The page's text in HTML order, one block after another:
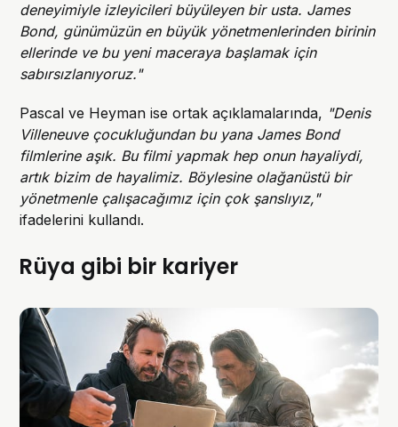
deneyimiyle izleyicileri büyüleyen bir usta. James
Bond, günümüzün en büyük yönetmenlerinden birinin
ellerinde ve bu yeni maceraya başlamak için
sabırsızlanıyoruz."
Pascal ve Heyman ise ortak açıklamalarında, "Denis
Villeneuve çocukluğundan bu yana James Bond
filmlerine aşık. Bu filmi yapmak hep onun hayaliydi,
artık bizim de hayalimiz. Böylesine olağanüstü bir
yönetmenle çalışacağımız için çok şanslıyız,"
ifadelerini kullandı.
Rüya gibi bir kariyer